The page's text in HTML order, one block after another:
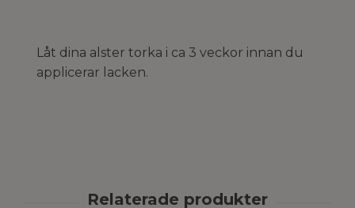
Låt dina alster torka i ca 3 veckor innan du
applicerar lacken.